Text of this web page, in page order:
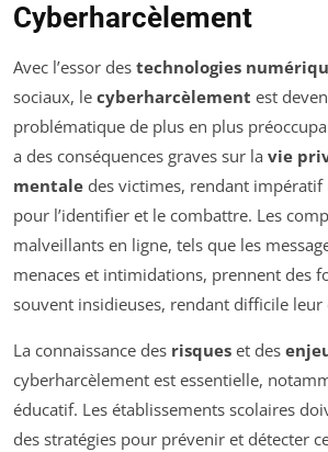
Cyberharcèlement
Avec l’essor des technologies
sociaux, le cyberharcèlement est
problématique de plus en plus
a des conséquences graves sur la vie
mentale des victimes, rendant
pour l’identifier et le combattre. Les
malveillants en ligne, tels que les
menaces et intimidations, prennent des
souvent insidieuses, rendant difficile leur
La connaissance des risques et des
cyberharcèlement est essentielle,
éducatif. Les établissements scolaires
des stratégies pour prévenir et détecter